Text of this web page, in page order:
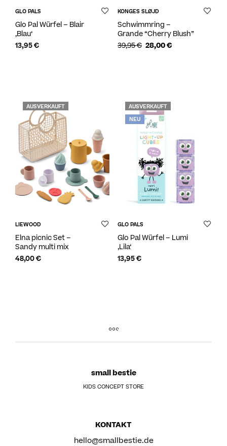
GLO PALS
Glo Pal Würfel – Blair
‚Blau‘
13,95€
KONGES SLØJD
Schwimmring –
Grande “Cherry Blush”
39,95€ 28,00€
AUSVERKAUFT
LIEWOOD
Elna picnic Set –
Sandy multi mix
48,00€
AUSVERKAUFT
NEU
GLO PALS
Glo Pal Würfel – Lumi
‚Lila‘
13,95€
small bestie
KIDS CONCEPT STORE
KONTAKT
hello@smallbestie.de